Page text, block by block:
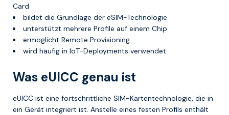
Card
bildet die Grundlage der eSIM-Technologie
unterstützt mehrere Profile auf einem Chip
ermöglicht Remote Provisioning
wird häufig in IoT-Deployments verwendet
Was eUICC genau ist
eUICC ist eine fortschrittliche SIM-Kartentechnologie, die in
ein Gerät integriert ist. Anstelle eines festen Profils enthält